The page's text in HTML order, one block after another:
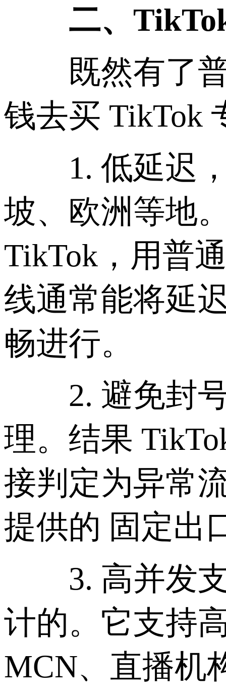
二、TikTok
既然有了普
钱去买 TikTok
1. 低延迟，
坡、欧洲等地
TikTok，用普
线通常能将延
畅进行。
2. 避免封号
理。结果
接判定为异常
提供的 固定出
3. 高并发支
计的。它支持
MCN、直播机